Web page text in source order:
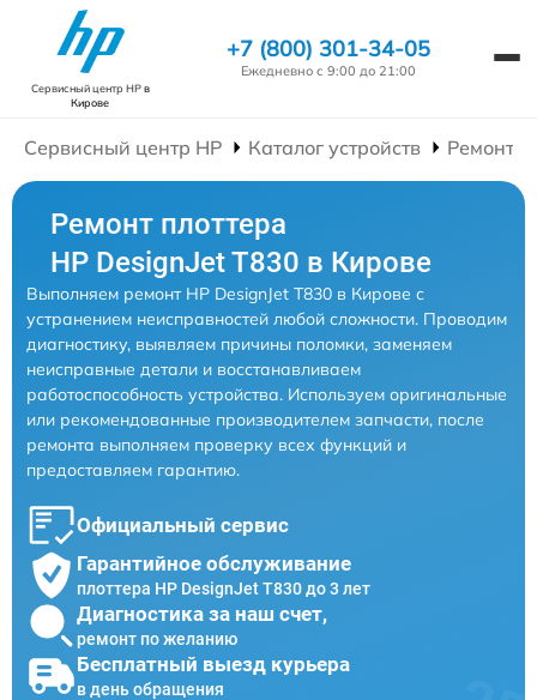
Сервисный центр HPв
Кирове
+7 (800) 301-34-05
Ежедневно с 9:00 до 21:00
Сервисный центр HP Каталог устройств Ремонт
Ремонт плоттера
HP DesignJet T830 в Кирове
Выполняем ремонт HP DesignJet T830 в Кирове с
устранением неисправностей любой сложности. Проводим
диагностику, выявляем причины поломки, заменяем
неисправные детали и восстанавливаем
работоспособность устройства. Используем оригинальные
или рекомендованные производителем запчасти, после
ремонта выполняем проверку всех функций и
предоставляем гарантию.
Официальный сервис
Гарантийное обслуживание
плоттера HP DesignJet T830 до 3 лет
Диагностика за наш счет,
ремонт по желанию
Бесплатный выезд курьера
в день обращения